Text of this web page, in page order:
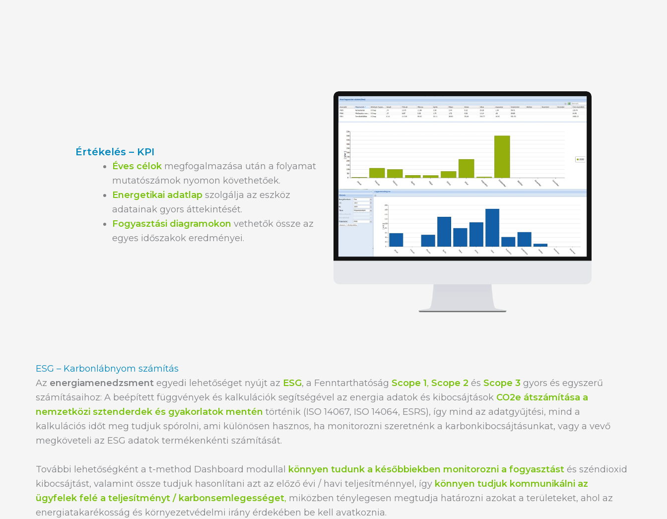
Értékelés – KPI
Éves célok megfogalmazása után a folyamat
mutatószámok nyomon követhetőek.
Energetikai adatlap szolgálja az eszköz
adatainak gyors áttekintését.
Fogyasztási diagramokon vethetők össze az
egyes időszakok eredményei.
ESG – Karbonlábnyom számítás
Az energiamenedzsment egyedi lehetőséget nyújt az ESG, a Fenntarthatóság Scope 1, Scope 2 és Scope 3 gyors és egyszerű
számításaihoz: A beépített függvények és kalkulációk segítségével az energia adatok és kibocsájtások CO2e átszámítása a
nemzetközi sztenderdek és gyakorlatok mentén történik (ISO 14067, ISO 14064, ESRS), így mind az adatgyűjtési, mind a
kalkulációs időt meg tudjuk spórolni, ami különösen hasznos, ha monitorozni szeretnénk a karbonkibocsájtásunkat, vagy a vevő
megköveteli az ESG adatok termékenkénti számítását.
További lehetőségként a t-method Dashboard modullal könnyen tudunk a későbbiekben monitorozni a fogyasztást és széndioxid
kibocsájtást, valamint össze tudjuk hasonlítani azt az előző évi / havi teljesítménnyel, így könnyen tudjuk kommunikálni az
ügyfelek felé a teljesítményt / karbonsemlegességet, miközben ténylegesen megtudja határozni azokat a területeket, ahol az
energiatakarékosság és környezetvédelmi irány érdekében be kell avatkoznia.